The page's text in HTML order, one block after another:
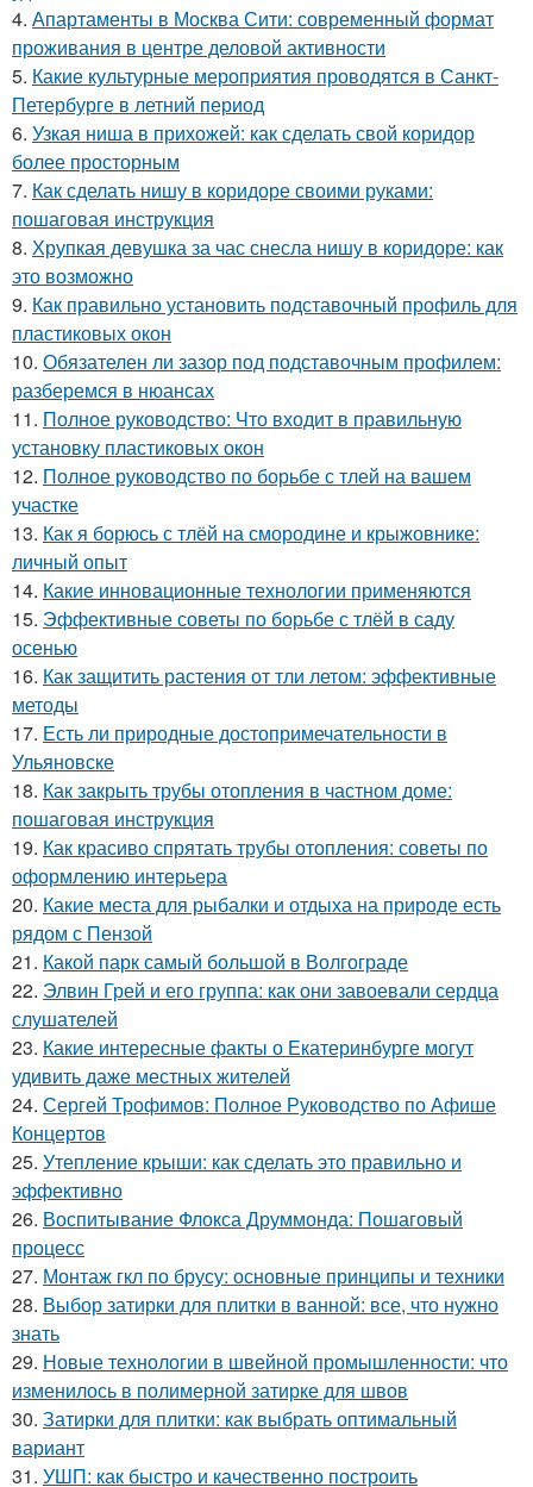
4. Апартаменты в Москва Сити: современный формат
проживания в центре деловой активности
5. Какие культурные мероприятия проводятся в Санкт-
Петербурге в летний период
6. Узкая ниша в прихожей: как сделать свой коридор
более просторным
7. Как сделать нишу в коридоре своими руками:
пошаговая инструкция
8. Хрупкая девушка за час снесла нишу в коридоре: как
это возможно
9. Как правильно установить подставочный профиль для
пластиковых окон
10. Обязателен ли зазор под подставочным профилем:
разберемся в нюансах
11. Полное руководство: Что входит в правильную
установку пластиковых окон
12. Полное руководство по борьбе с тлей на вашем
участке
13. Как я борюсь с тлёй на смородине и крыжовнике:
личный опыт
14. Какие инновационные технологии применяются
15. Эффективные советы по борьбе с тлёй в саду
осенью
16. Как защитить растения от тли летом: эффективные
методы
17. Есть ли природные достопримечательности в
Ульяновске
18. Как закрыть трубы отопления в частном доме:
пошаговая инструкция
19. Как красиво спрятать трубы отопления: советы по
оформлению интерьера
20. Какие места для рыбалки и отдыха на природе есть
рядом с Пензой
21. Какой парк самый большой в Волгограде
22. Элвин Грей и его группа: как они завоевали сердца
слушателей
23. Какие интересные факты о Екатеринбурге могут
удивить даже местных жителей
24. Сергей Трофимов: Полное Руководство по Афише
Концертов
25. Утепление крыши: как сделать это правильно и
эффективно
26. Воспитывание Флокса Друммонда: Пошаговый
процесс
27. Монтаж гкл по брусу: основные принципы и техники
28. Выбор затирки для плитки в ванной: все, что нужно
знать
29. Новые технологии в швейной промышленности: что
изменилось в полимерной затирке для швов
30. Затирки для плитки: как выбрать оптимальный
вариант
31. УШП: как быстро и качественно построить